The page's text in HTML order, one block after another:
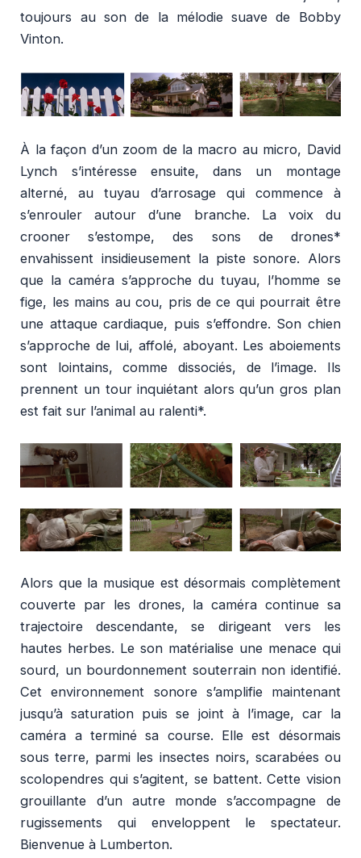
toujours au son de la mélodie suave de Bobby
Vinton.
À la façon d’un zoom de la macro au micro, David
Lynch s’intéresse ensuite, dans un montage
alterné, au tuyau d’arrosage qui commence à
s’enrouler autour d’une branche. La voix du
crooner s’estompe, des sons de drones*
envahissent insidieusement la piste sonore. Alors
que la caméra s’approche du tuyau, l’homme se
fige, les mains au cou, pris de ce qui pourrait être
une attaque cardiaque, puis s’effondre. Son chien
s’approche de lui, affolé, aboyant. Les aboiements
sont lointains, comme dissociés, de l’image. Ils
prennent un tour inquiétant alors qu’un gros plan
est fait sur l’animal au ralenti*.
Alors que la musique est désormais complètement
couverte par les drones, la caméra continue sa
trajectoire descendante, se dirigeant vers les
hautes herbes. Le son matérialise une menace qui
sourd, un bourdonnement souterrain non identifié.
Cet environnement sonore s’amplifie maintenant
jusqu’à saturation puis se joint à l’image, car la
caméra a terminé sa course. Elle est désormais
sous terre, parmi les insectes noirs, scarabées ou
scolopendres qui s’agitent, se battent. Cette vision
grouillante d’un autre monde s’accompagne de
rugissements qui enveloppent le spectateur.
Bienvenue à Lumberton.